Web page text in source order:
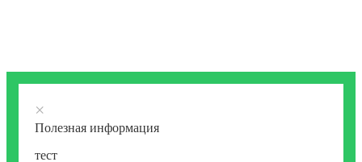
×
Полезная информация
тест